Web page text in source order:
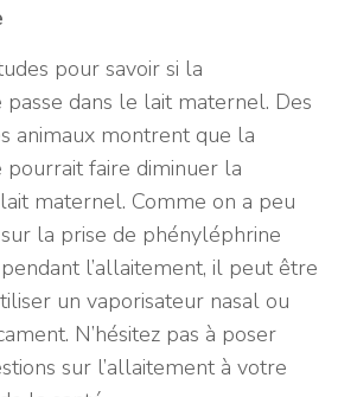
pour savoir si la
dans le lait maternel. Des
animaux montrent que la
faire diminuer la
maternel. Comme on a peu
sur la prise de phényléphrine
l’allaitement, il peut être
un vaporisateur nasal ou
N’hésitez pas à poser
sur l’allaitement à votre